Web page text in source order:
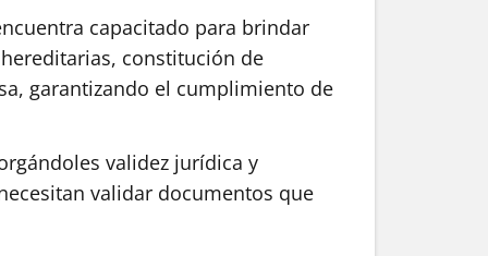
capacitado para brindar
constitución de
garantizando el cumplimiento de
validez jurídica y
validar documentos que